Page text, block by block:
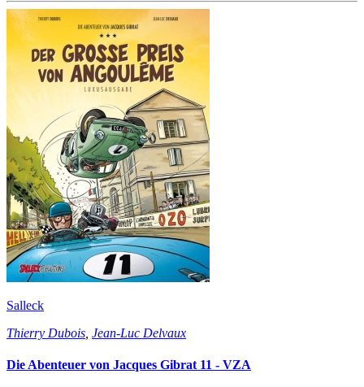
Salleck
Thierry Dubois Jean-Luc Delvaux
Die Abenteuer von Jacques Gibrat 11 - VZA